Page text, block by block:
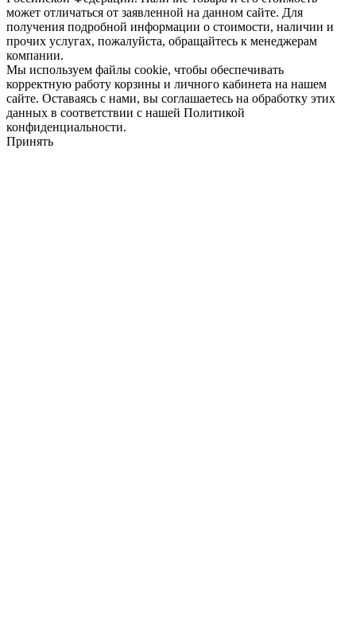
может отличаться от заявленной на данном сайте. Для
получения подробной информации о стоимости, наличии и
прочих услугах, пожалуйста, обращайтесь к менеджерам
компании.
Мы используем файлы cookie, чтобы обеспечивать
корректную работу корзины и личного кабинета на нашем
сайте. Оставаясь с нами, вы соглашаетесь на обработку этих
данных в соответствии с нашей Политикой
конфиденциальности.
Принять